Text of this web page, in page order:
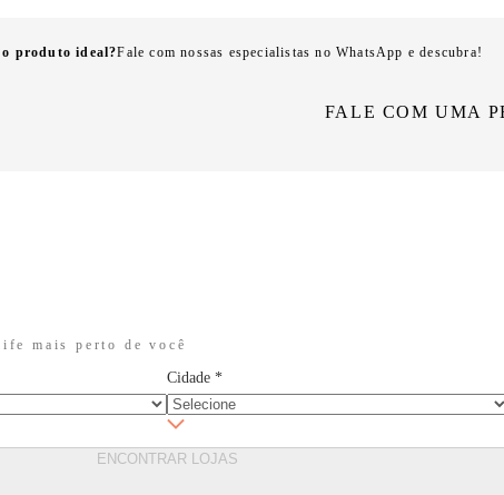
o produto ideal?Fale com nossas especialistas no WhatsApp e descubra!
FALE COM UMA
mais perto de você
Cidade *
ENCONTRAR LOJAS